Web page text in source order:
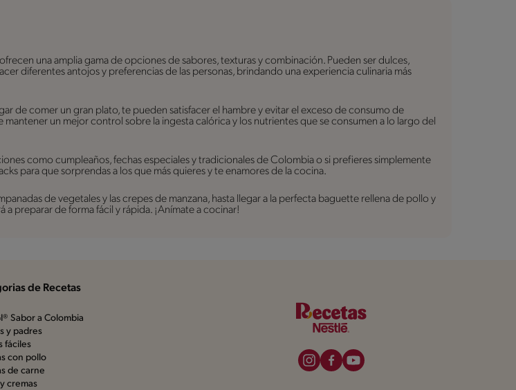
una amplia gama de opciones de sabores, texturas y combinación. Pueden ser dulces,
diferentes antojos y preferencias de las personas, brindando una experiencia culinaria más
de comer un gran plato, te pueden satisfacer el hambre y evitar el exceso de consumo de
un mejor control sobre la ingesta calórica y los nutrientes que se consumen a lo largo del
como cumpleaños, fechas especiales y tradicionales de Colombia o si prefieres simplemente
para que sorprendas a los que más quieres y te enamores de la cocina.
de vegetales y las crepes de manzana, hasta llegar a la perfecta baguette rellena de pollo y
a preparar de forma fácil y rápida. ¡Anímate a cocinar!
de Recetas
Sabor a Colombia
y padres
fáciles
con pollo
de carne
cremas